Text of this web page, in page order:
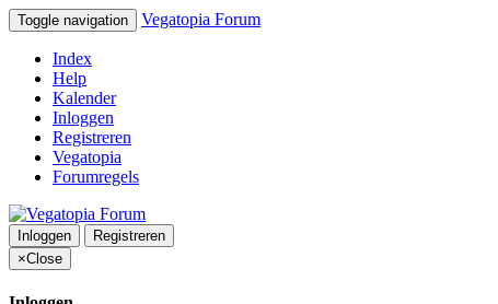
Toggle navigation Vegatopia Forum
Index
Help
Kalender
Inloggen
Registreren
Vegatopia
Forumregels
Inloggen
Registreren
×Close